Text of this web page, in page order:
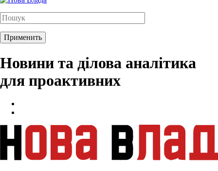
Новини та ділова аналітика
для проактивних